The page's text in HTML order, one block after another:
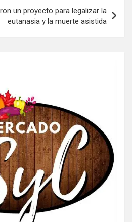
un proyecto para legalizar la
eutanasia y la muerte asistida